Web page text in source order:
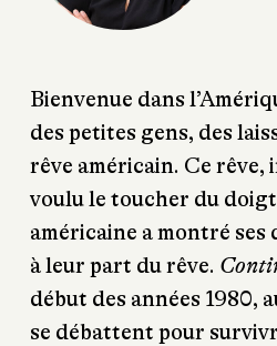
Bienvenue dans
des petites gens, des
rêve américain. Ce
voulu le toucher du
américaine a montré ses
à leur part du rêve.
début des années 1980,
se débattent pour